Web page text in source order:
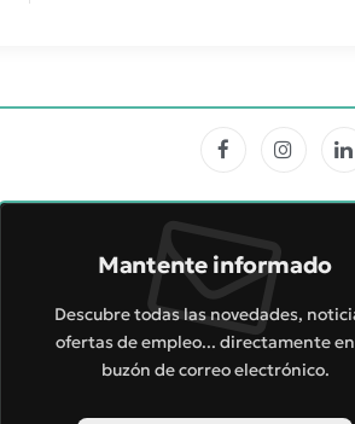
FacebookInstagram
Mantente informado
Descubre todas las novedades,
ofertas de empleo... directamente
buzón de correo electrónico.